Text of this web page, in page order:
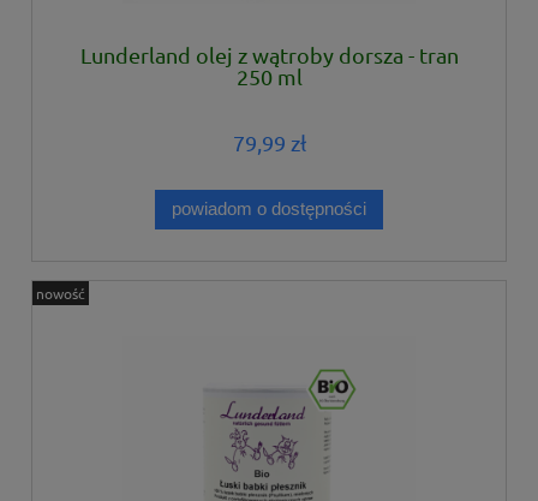
Lunderland olej z wątroby dorsza - tran
250 ml
79,99 zł
powiadom o dostępności
nowość